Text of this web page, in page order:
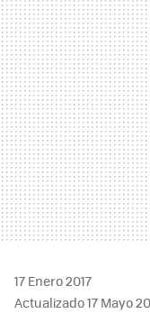
17 Enero 2017
Actualizado 17 Mayo